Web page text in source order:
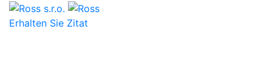
Erhalten Sie Zitat